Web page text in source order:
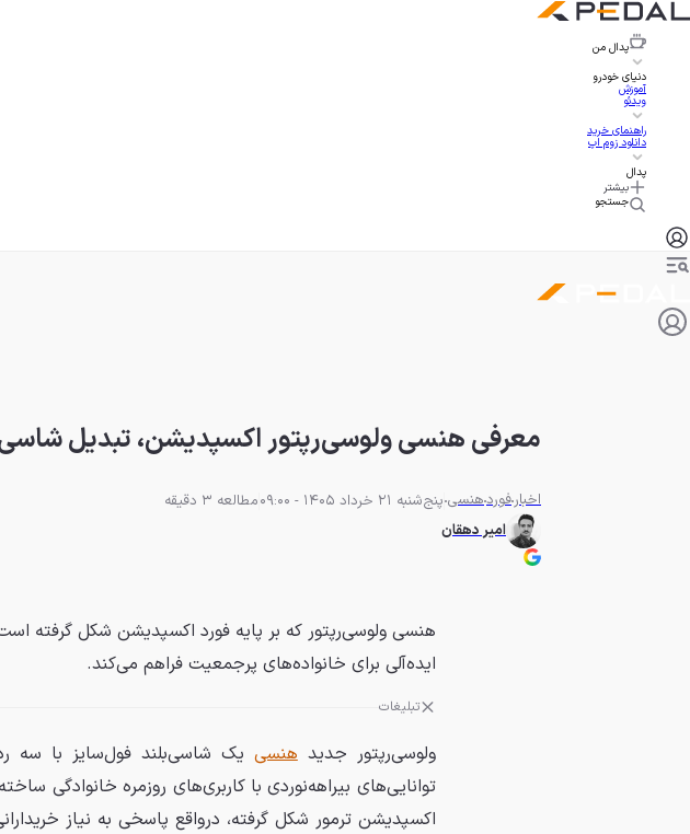
پدال من
دنیای خودرو
آموزش
ویدئو
راهنمای خرید
دانلود زوم اپ
پدال
بیشتر
جستجو
معرفی هنسی ولوسی‌رپتور اکسپدیشن، تبدیل
اخبارفوردهنسی پنج‌شنبه 21 خرداد 1405 - 09:00
مطالعه 3 دقیقه
امیر دهقان
هنسی ولوسی‌رپتور که بر پایه فورد اکسپدیشن شکل گرفته
ایده‌آلی برای خانواده‌های پرجمعیت فراهم می‌کند.
تبلیغات
ولوسی‌رپتور جدیدهنسی یک شاسی‌بلند فول‌سایز با
توانایی‌های بیراهه‌نوردی با کاربری‌های روزمره خانوادگی
اکسپدیشن ترمور شکل گرفته، درواقع پاسخی به نیاز